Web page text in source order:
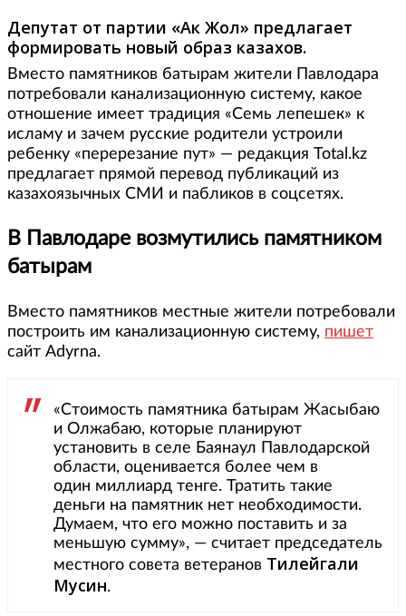
Депутат от партии «Ак Жол» предлагает
формировать новый образ казахов.
Вместо памятников батырам жители Павлодара
потребовали канализационную систему, какое
отношение имеет традиция «Семь лепешек» к
исламу и зачем русские родители устроили
ребенку «перерезание пут» — редакция Total.kz
предлагает прямой перевод публикаций из
казахоязычных СМИ и пабликов в соцсетях.
В Павлодаре возмутились памятником
батырам
Вместо памятников местные жители потребовали
построить им канализационную систему, пишет
сайт Adyrna.
«Стоимость памятника батырам Жасыбаю
и Олжабаю, которые планируют
установить в селе Баянаул Павлодарской
области, оценивается более чем в
один миллиард тенге. Тратить такие
деньги на памятник нет необходимости.
Думаем, что его можно поставить и за
меньшую сумму», — считает председатель
местного совета ветеранов Тилейгали
Мусин.